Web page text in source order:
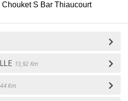
S Bar Thiaucourt
13,92 Km
Km